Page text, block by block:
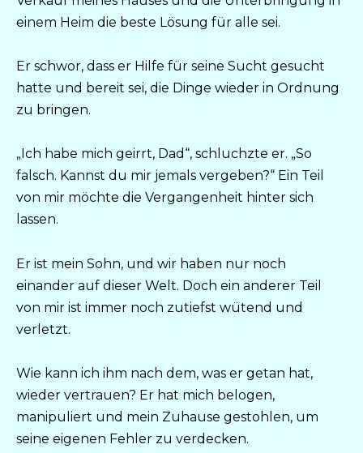
einem Heim die beste Lösung für alle sei.
Er schwor, dass er Hilfe für seine Sucht gesucht
hatte und bereit sei, die Dinge wieder in Ordnung
zu bringen.
„Ich habe mich geirrt, Dad“, schluchzte er. „So
falsch. Kannst du mir jemals vergeben?“ Ein Teil
von mir möchte die Vergangenheit hinter sich
lassen.
Er ist mein Sohn, und wir haben nur noch
einander auf dieser Welt. Doch ein anderer Teil
von mir ist immer noch zutiefst wütend und
verletzt.
Wie kann ich ihm nach dem, was er getan hat,
wieder vertrauen? Er hat mich belogen,
manipuliert und mein Zuhause gestohlen, um
seine eigenen Fehler zu verdecken.